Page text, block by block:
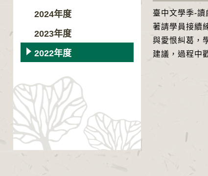
2024年度
2023年度
2022年度
臺中文學季-
著請學員接續
與愛恨糾葛，
建議，過程中